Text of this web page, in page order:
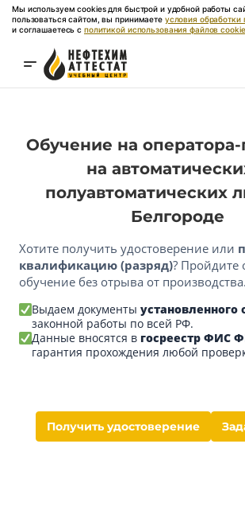
Мы используем cookies для быстрой и удобной работы
пользоваться сайтом, вы принимаете условия
и соглашаетесь с политикой использования файлов
Обучение на оператора-
на
полуавтоматических
Белгороде
Хотите получить удостоверение или
квалификацию (разряд)? Пройдите
обучение без отрыва от производства.
Выдаем документы установленного
законной работы по всей РФ.
Данные вносятся в госреестр ФИС
гарантия прохождения любой
Получить удостоверение